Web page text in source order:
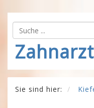
Sie sind hier: